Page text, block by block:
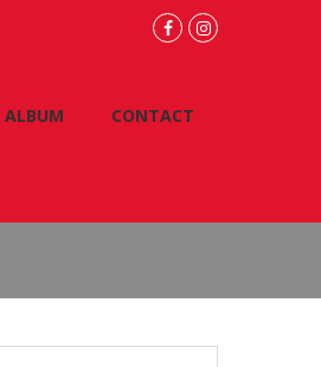
ALBUM CONTACT